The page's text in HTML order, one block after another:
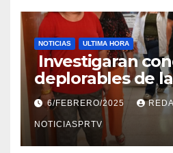
NOTICIAS ULTIMA HORA
Investigaran
deplorables de
el Departamento
en Mayagüez
6/FEBRERO/2025
NOTICIASPRTV